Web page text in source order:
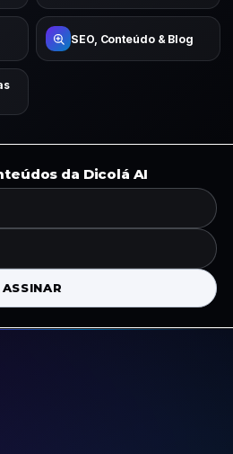
SEO, Conteúdo & Blog
da Dicolá AI
ASSINAR